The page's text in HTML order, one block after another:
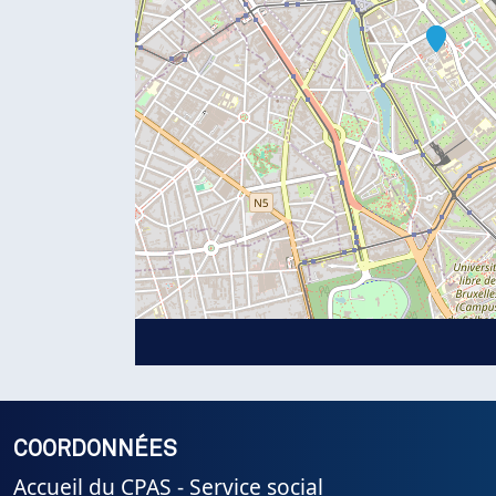
COORDONNÉES
Accueil du CPAS - Service social